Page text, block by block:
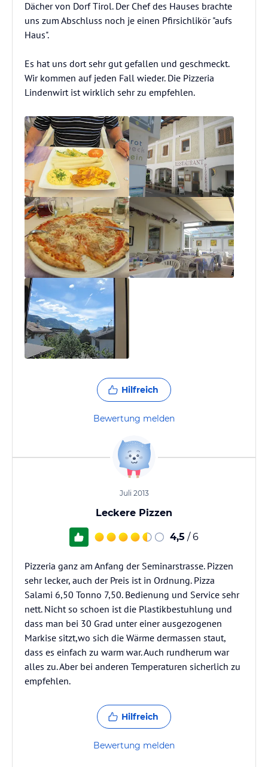
Dächer von Dorf Tirol. Der Chef des Hauses brachte
uns zum Abschluss noch je einen Pfirsichlikör "aufs
Haus".
Es hat uns dort sehr gut gefallen und geschmeckt.
Wir kommen auf jeden Fall wieder. Die Pizzeria
Lindenwirt ist wirklich sehr zu empfehlen.
Hilfreich
Bewertung melden
Juli 2013
Leckere Pizzen
4,5 / 6
Pizzeria ganz am Anfang der Seminarstrasse. Pizzen
sehr lecker, auch der Preis ist in Ordnung. Pizza
Salami 6,50 Tonno 7,50. Bedienung und Service sehr
nett. Nicht so schoen ist die Plastikbestuhlung und
dass man bei 30 Grad unter einer ausgezogenen
Markise sitzt,wo sich die Wärme dermassen staut,
dass es einfach zu warm war. Auch rundherum war
alles zu. Aber bei anderen Temperaturen sicherlich zu
empfehlen.
Hilfreich
Bewertung melden